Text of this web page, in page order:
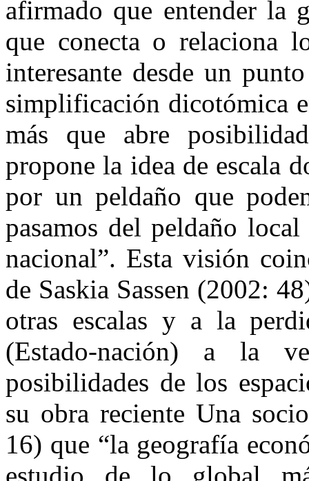
afirmado que entender la
que conecta o relaciona
interesante desde un
simplificación dicotómica
más que abre
propone la idea de escala
por un peldaño que
pasamos del peldaño
nacional”. Esta visión
de Saskia Sassen (2002:
otras escalas y a la
(Estado-nación) a la
posibilidades de los
su obra reciente Una
16) que “la geografía